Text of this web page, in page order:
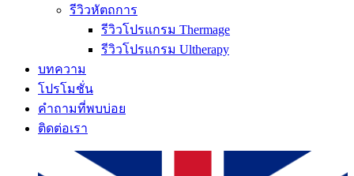
รีวิวหัตถการ
รีวิวโปรแกรม Thermage
รีวิวโปรแกรม Ultherapy
บทความ
โปรโมชั่น
คำถามที่พบบ่อย
ติดต่อเรา